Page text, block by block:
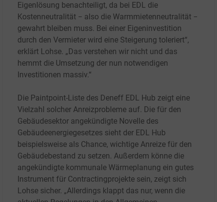
Eigenlösung benachteiligt, da bei EDL die
Kostenneutralität − also die Warmmietenneutralität −
gewahrt bleiben muss. Bei einer Eigeninvestition
durch den Vermieter wird eine Steigerung toleriert“,
erklärt Lohse. „Das verstehen wir nicht und das
hemmt die Umsetzung der nun notwendigen
Investitionen massiv.“
Die Paintpoint-Liste des Deneff EDL Hub zeigt eine
Vielzahl solcher Anreizprobleme auf. Die für den
Gebäudesektor angekündigte Novelle des
Gebäudeenergiegesetzes sieht der EDL Hub
beispielsweise als Chance, wichtige Anreize für den
Gebäudebestand zu setzen. Außerdem könne die
angekündigte kommunale Wärmeplanung ein gutes
Instrument für Contractingprojekte sein, zeigt sich
Lohse sicher. „Allerdings klappt das nur, wenn die